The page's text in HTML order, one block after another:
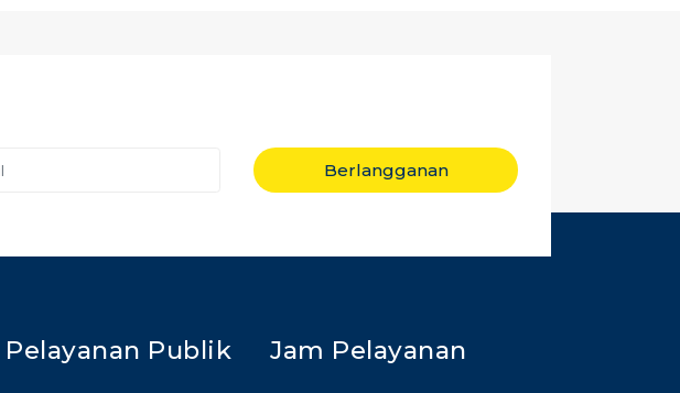
Berlangganan
Pelayanan Publik Jam Pelayanan